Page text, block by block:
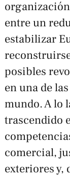
entre un
estabilizar
posibles
en una de
mundo. A lo
trascendido
comercial,
exteriores y,